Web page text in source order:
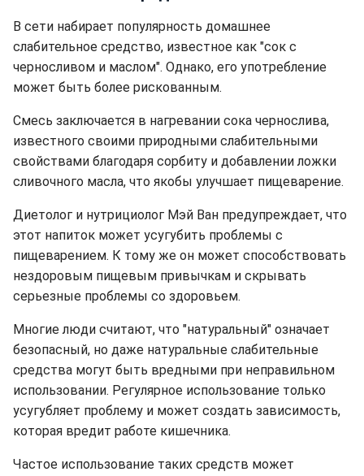
В сети набирает популярность домашнее
слабительное средство, известное как "сок с
черносливом и маслом". Однако, его употребление
может быть более рискованным.
Смесь заключается в нагревании сока чернослива,
известного своими природными слабительными
свойствами благодаря сорбиту и добавлении ложки
сливочного масла, что якобы улучшает пищеварение.
Диетолог и нутрициолог Мэй Ван предупреждает, что
этот напиток может усугубить проблемы с
пищеварением. К тому же он может способствовать
нездоровым пищевым привычкам и скрывать
серьезные проблемы со здоровьем.
Многие люди считают, что "натуральный" означает
безопасный, но даже натуральные слабительные
средства могут быть вредными при неправильном
использовании. Регулярное использование только
усугубляет проблему и может создать зависимость,
которая вредит работе кишечника.
Частое использование таких средств может